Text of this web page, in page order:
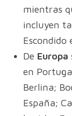
mientras
incluyen
Escondido
De Europa
en
Berlina;
España;